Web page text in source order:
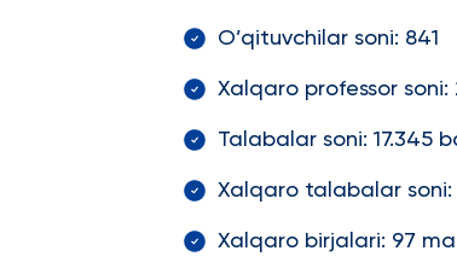
O’qituvchilar soni: 841
Xalqaro professor soni:
Talabalar soni: 17.345
Xalqaro talabalar
Xalqaro birjalari: 97